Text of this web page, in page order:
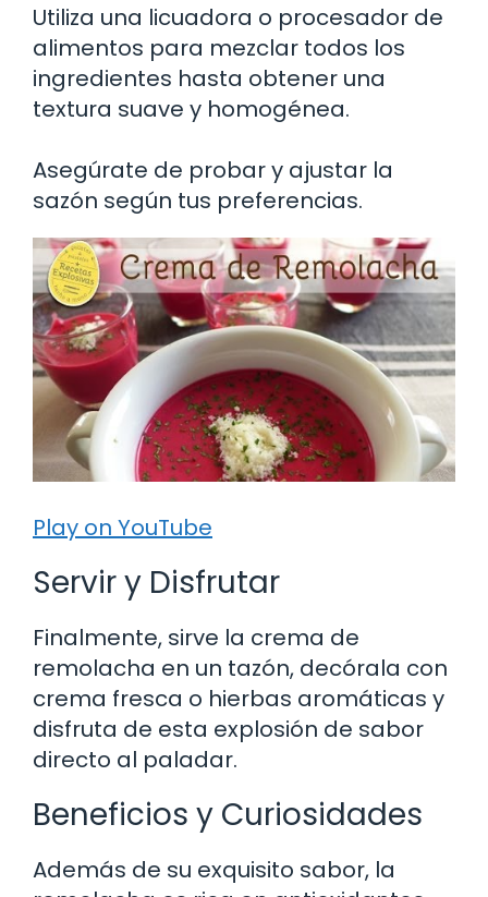
Utiliza una licuadora o procesador de
alimentos para mezclar todos los
ingredientes hasta obtener una
textura suave y homogénea.
Asegúrate de probar y ajustar la
sazón según tus preferencias.
Play on YouTube
Servir y Disfrutar
Finalmente, sirve la crema de
remolacha en un tazón, decórala con
crema fresca o hierbas aromáticas y
disfruta de esta explosión de sabor
directo al paladar.
Beneficios y Curiosidades
Además de su exquisito sabor, la